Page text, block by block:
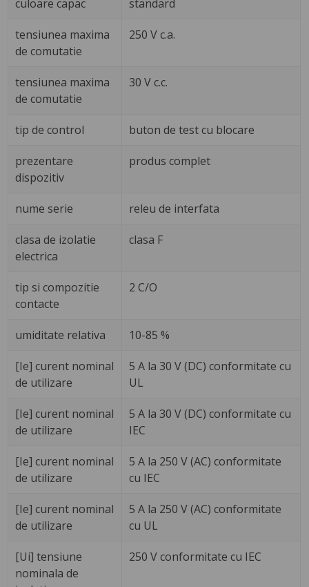
culoare capac standard
tensiunea maxima
de comutatie
250 V c.a.
tensiunea maxima
de comutatie
30 V c.c.
tip de control buton de test cu blocare
prezentare
dispozitiv
produs complet
nume serie releu de interfata
clasa de izolatie
electrica
clasa F
tip si compozitie
contacte
2 C/O
umiditate relativa 10-85 %
[Ie] curent nominal
de utilizare
5 A la 30 V (DC) conformitate cu
UL
[Ie] curent nominal
de utilizare
5 A la 30 V (DC) conformitate cu
IEC
[Ie] curent nominal
de utilizare
5 A la 250 V (AC) conformitate
cu IEC
[Ie] curent nominal
de utilizare
5 A la 250 V (AC) conformitate
cu UL
[Ui] tensiune
nominala de
250 V conformitate cu IEC